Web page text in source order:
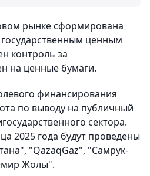
рынке сформирована
ценным
контроль за
на ценные бумаги.
финансирования
по выводу на публичный
сектора.
2025 года будут проведены
"QazaqGaz", "Самрук-
Жолы".